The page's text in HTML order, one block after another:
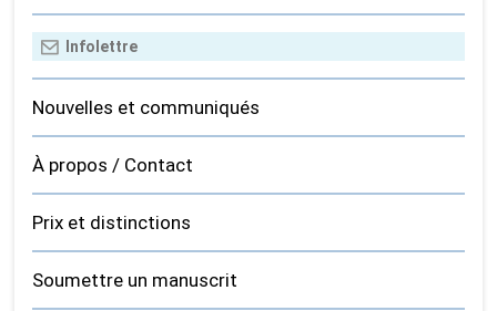
Nouvelles et communiqués
À propos / Contact
Prix et distinctions
Soumettre un manuscrit